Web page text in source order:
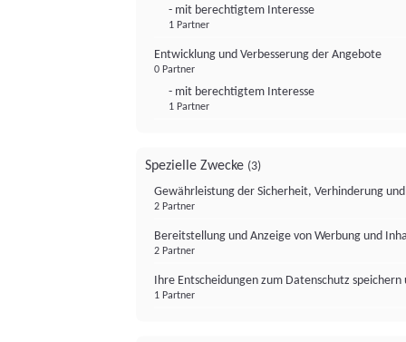
- mit berechtigtem Interesse
1 Partner
Entwicklung und Verbesserung der Angebote
0 Partner
- mit berechtigtem Interesse
1 Partner
Spezielle Zwecke (3)
Gewährleistung der Sicherheit, Verhinderung
2 Partner
Bereitstellung und Anzeige von Werbung und
2 Partner
Ihre Entscheidungen zum Datenschutz
1 Partner